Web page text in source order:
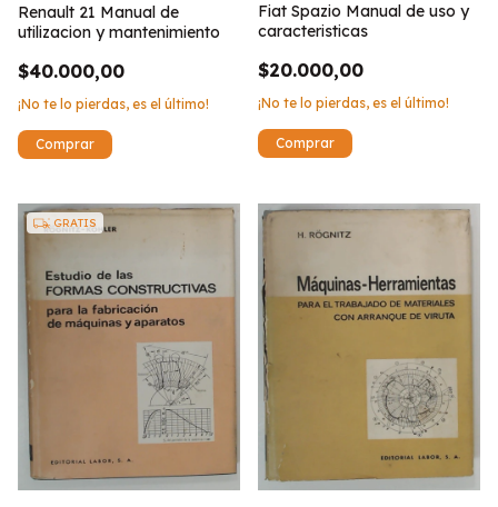
Renault 21 Manual de
utilizacion y mantenimiento
$40.000,00
¡No te lo pierdas, es el último!
Fiat Spazio Manual de uso y
caracteristicas
$20.000,00
¡No te lo pierdas, es el último!
GRATIS